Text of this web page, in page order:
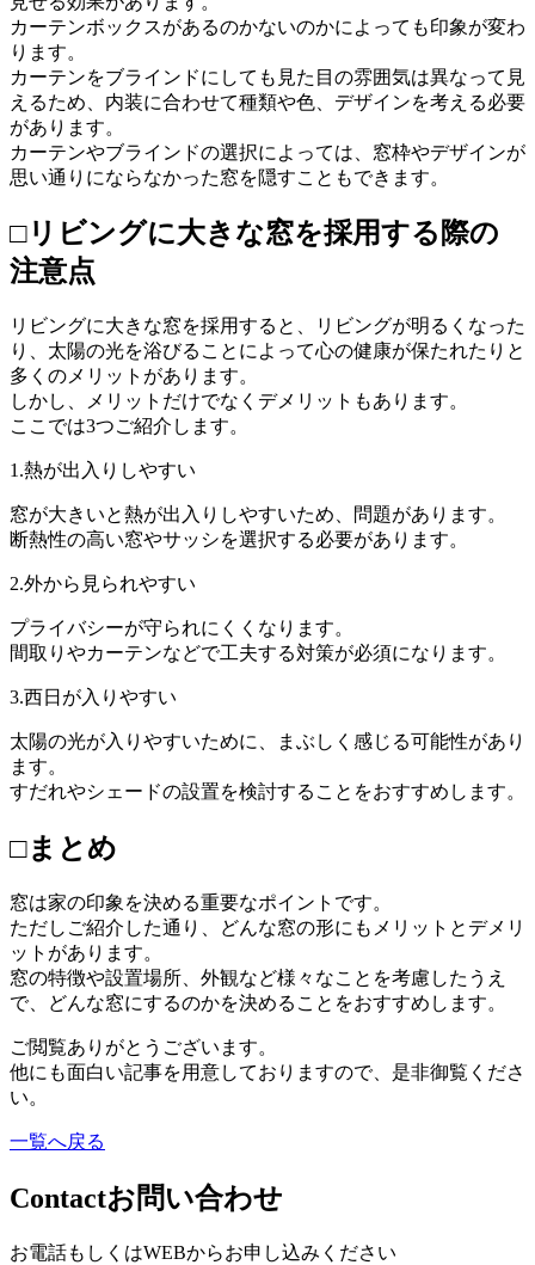
カーテンボックスがあるのかないのかによっても印象が変わ
ります。
カーテンをブラインドにしても見た目の雰囲気は異なって見
えるため、内装に合わせて種類や色、デザインを考える必要
があります。
カーテンやブラインドの選択によっては、窓枠やデザインが
思い通りにならなかった窓を隠すこともできます。
□リビングに大きな窓を採用する際の
注意点
リビングに大きな窓を採用すると、リビングが明るくなった
り、太陽の光を浴びることによって心の健康が保たれたりと
多くのメリットがあります。
しかし、メリットだけでなくデメリットもあります。
ここでは3つご紹介します。
1.熱が出入りしやすい
窓が大きいと熱が出入りしやすいため、問題があります。
断熱性の高い窓やサッシを選択する必要があります。
2.外から見られやすい
プライバシーが守られにくくなります。
間取りやカーテンなどで工夫する対策が必須になります。
3.西日が入りやすい
太陽の光が入りやすいために、まぶしく感じる可能性があり
ます。
すだれやシェードの設置を検討することをおすすめします。
□まとめ
窓は家の印象を決める重要なポイントです。
ただしご紹介した通り、どんな窓の形にもメリットとデメリ
ットがあります。
窓の特徴や設置場所、外観など様々なことを考慮したうえ
で、どんな窓にするのかを決めることをおすすめします。
ご閲覧ありがとうございます。
他にも面白い記事を用意しておりますので、是非御覧くださ
い。
一覧へ戻る
Contactお問い合わせ
お電話もしくはWEBからお申し込みください